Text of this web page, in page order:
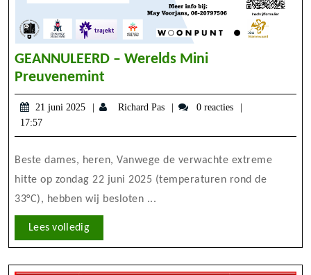
GEANNULEERD – Werelds Mini
Preuvenemint
–
Werelds
21 juni 2025
21
2025
Richard Pas
Richard0 reacties
17:57
Beste dames, heren, Vanwege de verwachte extreme
hitte op zondag 22 juni 2025 (temperaturen rond de
33°C), hebben wij besloten ...
Lees volledigLees
volledig